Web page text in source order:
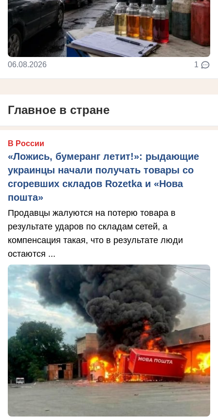
06.08.2026 1
Главное в стране
В России
«Ложись, бумеранг летит!»: рыдающие
украинцы начали получать товары со
сгоревших складов Rozetka и «Нова
пошта»
Продавцы жалуются на потерю товара в
результате ударов по складам сетей, а
компенсация такая, что в результате люди
остаются ...